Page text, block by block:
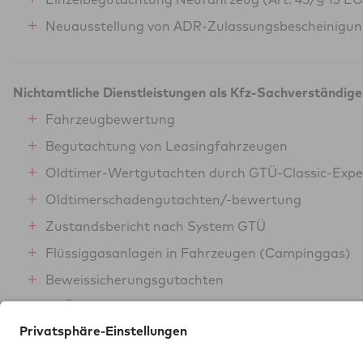
Neuausstellung von ADR-
Nichtamtliche Dienstleistungen als Kfz-
Fahrzeugbewertung
Begutachtung von Leasingfahrzeugen
Oldtimer-Wertgutachten durch GTÜ-Classic-
Oldtimerschadengutachten/-bewertung
Zustandsbericht nach System GTÜ
Flüssiggasanlagen in Fahrzeugen (Campinggas)
Beweissicherungsgutachten
GTÜ-Gebrauchtwagensiegel